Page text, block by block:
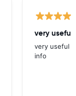
very useful
very useful
info